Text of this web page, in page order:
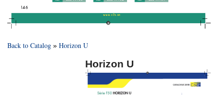
Back to Catalog Horizon U
Horizon U